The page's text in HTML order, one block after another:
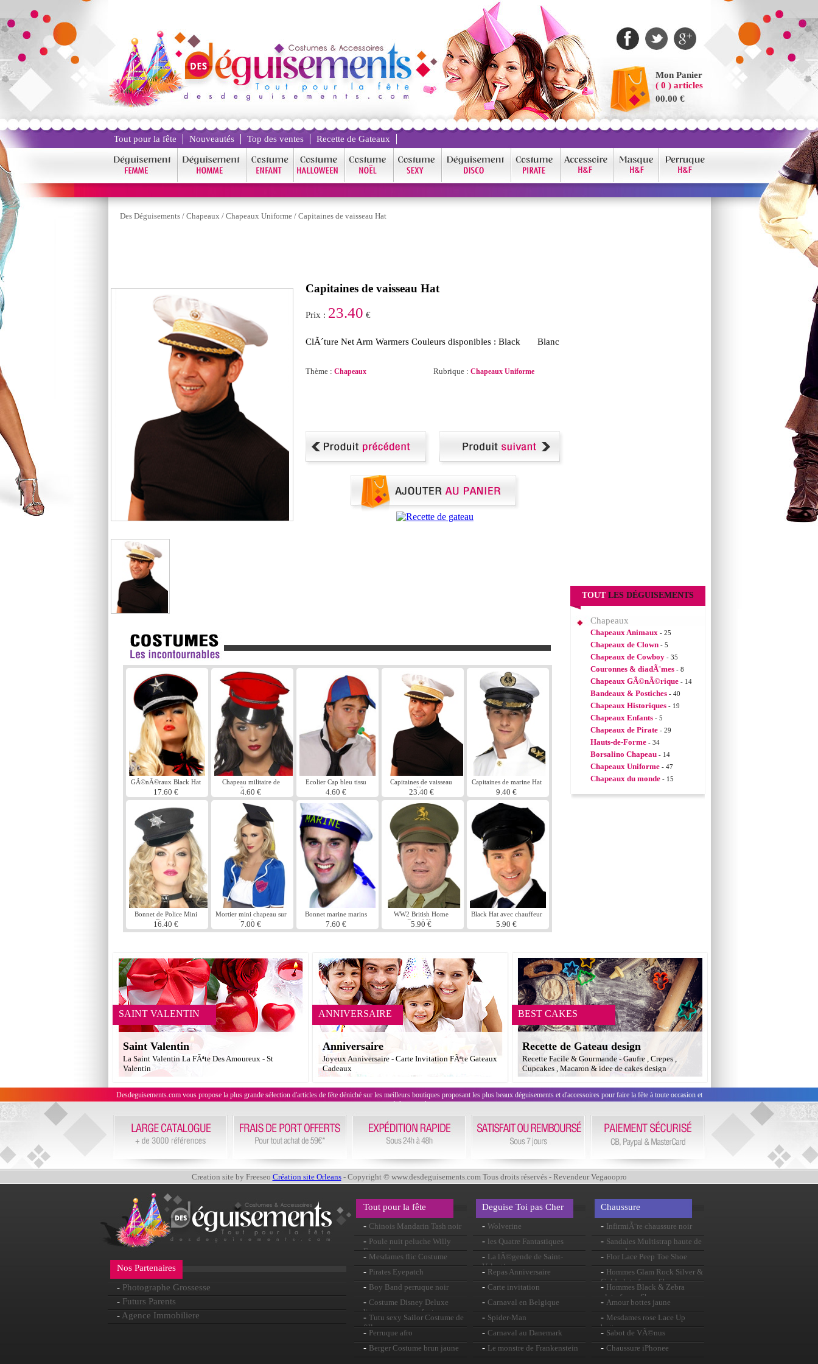
Mon Panier
( 0 ) articles
00.00 €
Tout pour la fête Nouveautés Top des ventes Recette de Gateaux
Des Déguisements / Chapeaux / Chapeaux Uniforme / Capitaines de vaisseau Hat
Capitaines de vaisseau Hat
Prix : 23.40 €
ClÃ´ture Net Arm Warmers Couleurs disponibles : Black Blanc
Thème : Chapeaux Rubrique : Chapeaux Uniforme
GÃ©nÃ©raux Black Hat
17.60 €
Chapeau militaire de
Popstar
4.60 €
Ecolier Cap bleu tissu
rouge
4.60 €
Capitaines de vaisseau
Hat
23.40 €
Capitaines de marine Hat
9.40 €
Bonnet de Police Mini
Deluxe
16.40 €
Mortier mini chapeau sur
bandeau
7.00 €
Bonnet marine marins
7.60 €
WW2 British Home
Guard Hat
5.90 €
Black Hat avec chauffeur
5.90 €
TOUT LES DÉGUISEMENTS
Chapeaux
Chapeaux Animaux - 25
Chapeaux de Clown - 5
Chapeaux de Cowboy - 35
Couronnes & diadÃ¨mes - 8
Chapeaux GÃ©nÃ©rique - 14
Bandeaux & Postiches - 40
Chapeaux Historiques - 19
Chapeaux Enfants - 5
Chapeaux de Pirate - 29
Hauts-de-Forme - 34
Borsalino Chapeau - 14
Chapeaux Uniforme - 47
Chapeaux du monde - 15
SAINT VALENTIN
Saint Valentin
La Saint Valentin La FÃªte Des Amoureux - St
Valentin
ANNIVERSAIRE
Anniversaire
Joyeux Anniversaire - Carte Invitation FÃªte Gateaux
Cadeaux
BEST CAKES
Recette de Gateau design
Recette Facile & Gourmande - Gaufre , Crepes ,
Cupcakes , Macaron & idee de cakes design
Desdeguisements.com vous propose la plus grande sélection d'articles de fête déniché sur les meilleurs boutiques proposant les plus beaux déguisements et d'accessoires pour faire la fête à toute occasion et
évènement !
Creation site by Freeseo Création site Orleans- Copyright © www.desdeguisements.com Tous droits réservés - Revendeur Vegaoopro
Nos Partenaires
- Photographe Grossesse
- Futurs Parents
- Agence Immobiliere
Tout pour la fête
- Chinois Mandarin Tash noir
- Poule nuit peluche Willy
Eyemask
- Mesdames flic Costume
- Pirates Eyepatch
- Boy Band perruque noir
- Costume Disney Deluxe
ligneuses pour enfants
- Tutu sexy Sailor Costume de
fille
- Perruque afro
- Berger Costume brun jaune
Deguise Toi pas Cher
- Wolverine
- les Quatre Fantastiques
- La lÃ©gende de Saint-
Valentin
- Repas Anniversaire
- Carte invitation
- Carnaval en Belgique
- Spider-Man
- Carnaval au Danemark
- Le monstre de Frankenstein
Chaussure
- InfirmiÃ¨re chaussure noir
- Sandales Multistrap haute de
genou de mens
- Flor Lace Peep Toe Shoe
- Hommes Glam Rock Silver &
Gold plate-forme Shoes
- Hommes Black & Zebra
plate-forme Shoes
- Amour bottes jaune
- Mesdames rose Lace Up
bottes
- Sabot de VÃ©nus
- Chaussure iPhonee